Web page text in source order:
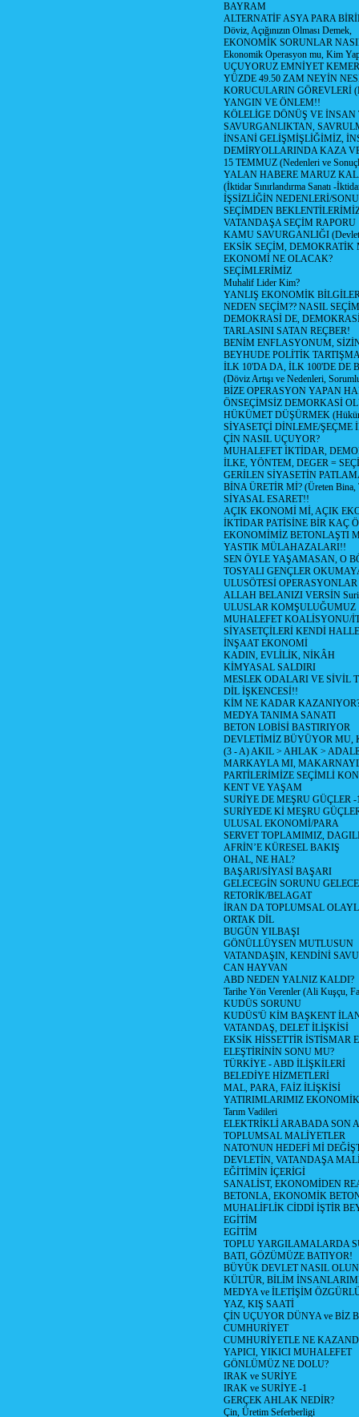
BAYRAM
ALTERNATİF ASYA PARA
Döviz, Açığınızın Olması Demek,
EKONOMİK SORUNLAR
Ekonomik Operasyon mu, Kim
UÇUYORUZ EMNİYET
YÜZDE 49.50 ZAM NEYİN
KORUCULARIN GÖREVLERİ
YANGIN VE ÖNLEM!!
KÖLELİGE DÖNÜŞ VE İNSAN
SAVURGANLIKTAN,
İNSANİ GELİŞMİŞLİĞİMİZ,
DEMİRYOLLARINDA KAZA
15 TEMMUZ (Nedenleri ve
YALAN HABERE MARUZ
(İktidar Sınırlandırma Sanatı -
İŞSİZLİĞİN NEDENLERİ/
SEÇİMDEN
VATANDAŞA SEÇİM RAPORU
KAMU SAVURGANLIĞI (Devlet
EKSİK SEÇİM, DEMOKRATİK
EKONOMİ NE OLACAK?
SEÇİMLERİMİZ
Muhalif Lider Kim?
YANLIŞ EKONOMİK
NEDEN SEÇİM?? NASIL
DEMOKRASİ DE,
TARLASINI SATAN REÇBER!
BENİM ENFLASYONUM,
BEYHUDE POLİTİK
İLK 10'DA DA, İLK 100'DE DE
(Döviz Artışı ve Nedenleri,
BİZE OPERASYON YAPAN
ÖNSEÇİMSİZ DEMORKASİ
HÜKÜMET DÜŞÜRMEK
SİYASETÇİ DİNLEME/ŞEÇME
ÇİN NASIL UÇUYOR?
MUHALEFET İKTİDAR,
İLKE, YÖNTEM, DEGER =
GERİLEN SİYASETİN
BİNA ÜRETİR Mİ? (Üreten Bina,
SİYASAL ESARET!!
AÇIK EKONOMİ Mİ, AÇIK
İKTİDAR PATİSİNE BİR KAÇ
EKONOMİMİZ BETONLAŞTI
YASTIK MÜLAHAZALARI!!
SEN ÖYLE YAŞAMASAN, O
TOSYALI GENÇLER
ULUSÖTESİ OPERASYONLAR
ALLAH BELANIZI VERSİN
ULUSLAR KOMŞULUĞUMUZ
MUHALEFET KOALİSYONU/
SİYASETÇİLERİ KENDİ
İNŞAAT EKONOMİ
KADIN, EVLİLİK, NİKÂH
KİMYASAL SALDIRI
MESLEK ODALARI VE SİVİL
DİL İŞKENCESİ!!
KİM NE KADAR
MEDYA TANIMA SANATI
BETON LOBİSİ BASTIRIYOR
DEVLETİMİZ BÜYÜYOR MU,
(3 - A) AKIL > AHLAK >
MARKAYLA MI,
PARTİLERİMİZE SEÇİMLİ
KENT VE YAŞAM
SURİYE DE MEŞRU GÜÇLER -
SURİYEDE Kİ MEŞRU
ULUSAL EKONOMİ/PARA
SERVET TOPLAMIMIZ,
AFRİN’E KÜRESEL BAKIŞ
OHAL, NE HAL?
BAŞARI/SİYASİ BAŞARI
GELECEGİN SORUNU
RETORİK/BELAGAT
İRAN DA TOPLUMSAL
ORTAK DİL
BUGÜN YILBAŞI
GÖNÜLLÜYSEN MUTLUSUN
VATANDAŞIN, KENDİNİ
CAN HAYVAN
ABD NEDEN YALNIZ KALDI?
Tarihe Yön Verenler (Ali Kuşçu,
KUDÜS SORUNU
KUDÜS'Ü KİM BAŞKENT
VATANDAŞ, DELET İLİŞKİSİ
EKSİK HİSSETTİR İSTİSMAR
ELEŞTİRİNİN SONU MU?
TÜRKİYE - ABD İLİŞKİLERİ
BELEDİYE HİZMETLERİ
MAL, PARA, FAİZ İLİŞKİSİ
YATIRIMLARIMIZ
Tarım Vadileri
ELEKTRİKLİ ARABADA SON
TOPLUMSAL MALİYETLER
NATO'NUN HEDEFİ Mİ
DEVLETİN, VATANDAŞA
EĞİTİMİN İÇERİGİ
SANALİST, EKONOMİDEN
BETONLA, EKONOMİK
MUHALİFLİK CİDDİ İŞTİR
EGİTİM
EGİTİM
TOPLU YARGILAMALARDA
BATI, GÖZÜMÜZE BATIYOR!
BÜYÜK DEVLET NASIL
KÜLTÜR, BİLİM
MEDYA ve İLETİŞİM
YAZ, KIŞ SAATİ
ÇİN UÇUYOR DÜNYA ve BİZ
CUMHURİYET
CUMHURİYETLE NE
YAPICI, YIKICI MUHALEFET
GÖNLÜMÜZ NE DOLU?
IRAK ve SURİYE
IRAK ve SURİYE -1
GERÇEK AHLAK NEDİR?
Çin, Üretim Seferberligi